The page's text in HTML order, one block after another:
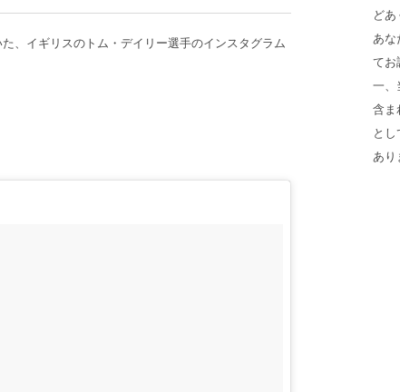
、イギリスのトム・デイリー選手のインスタグラム
ど
あな
てお
一、
含ま
と
あり